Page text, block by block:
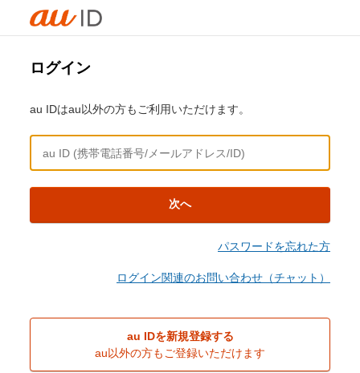
ログイン
au IDはau以外の方もご利用いただけます。
次へ
パスワードを忘れた方
ログイン関連のお問い合わせ（チャット）
au IDを新規登録する
au以外の方もご登録いただけます